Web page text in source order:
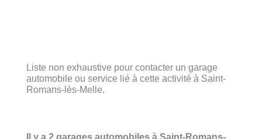
Liste non exhaustive pour contacter un garage
automobile ou service lié à cette activité à Saint-
Romans-lès-Melle.
Il y a 2 garages automobiles à Saint-Romans-